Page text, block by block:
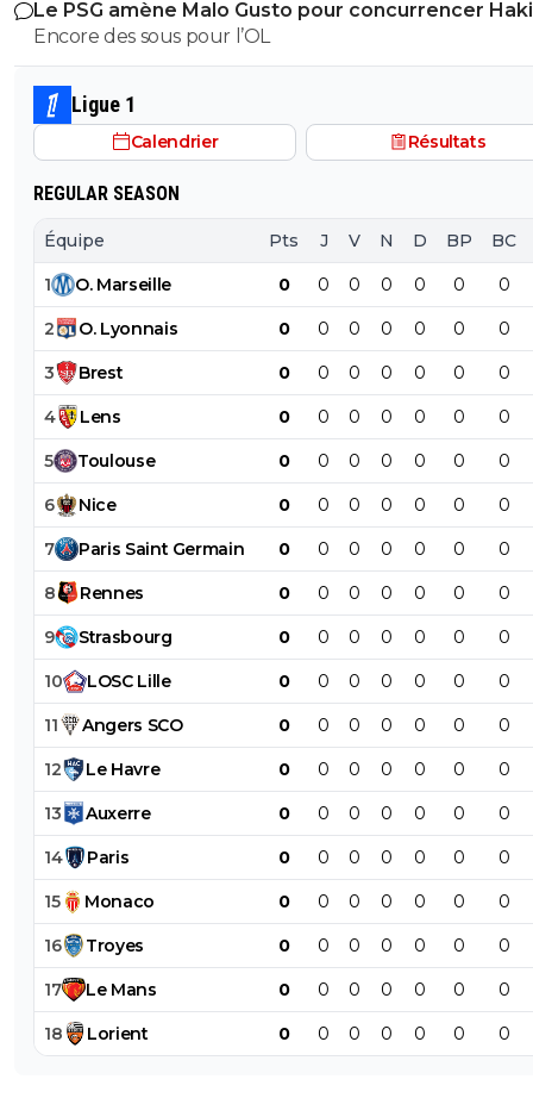
mieux.
Le PSG amène Malo Gusto pour concurrencer
Encore des sous pour l’OL
Ligue 1
Calendrier Résultats
REGULAR SEASON
Équipe Pts J V N D BP BC
1 O. Marseille 0 0 0 0 0 0 0
2 O. Lyonnais 0 0 0 0 0 0 0
3 Brest 0 0 0 0 0 0 0
4 Lens 0 0 0 0 0 0 0
5 Toulouse 0 0 0 0 0 0 0
6 Nice 0 0 0 0 0 0 0
7 Paris Saint Germain 0 0 0 0 0 0 0
8 Rennes 0 0 0 0 0 0 0
9 Strasbourg 0 0 0 0 0 0 0
10 LOSC Lille 0 0 0 0 0 0 0
11 Angers SCO 0 0 0 0 0 0 0
12 Le Havre 0 0 0 0 0 0 0
13 Auxerre 0 0 0 0 0 0 0
14 Paris 0 0 0 0 0 0 0
15 Monaco 0 0 0 0 0 0 0
16 Troyes 0 0 0 0 0 0 0
17 Le Mans 0 0 0 0 0 0 0
18 Lorient 0 0 0 0 0 0 0